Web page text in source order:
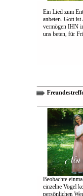
Ein Lied zum
anbeten. Gott
vermögen IHN
uns beten, für
Beobachte
einzelne Vogel
persönlichen